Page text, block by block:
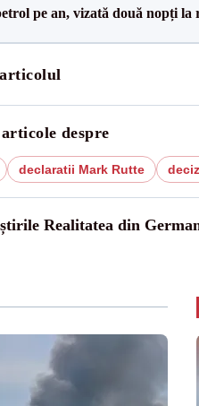
pe an, vizată două nopți la
despre
declaratii Mark Rutte
Realitatea din